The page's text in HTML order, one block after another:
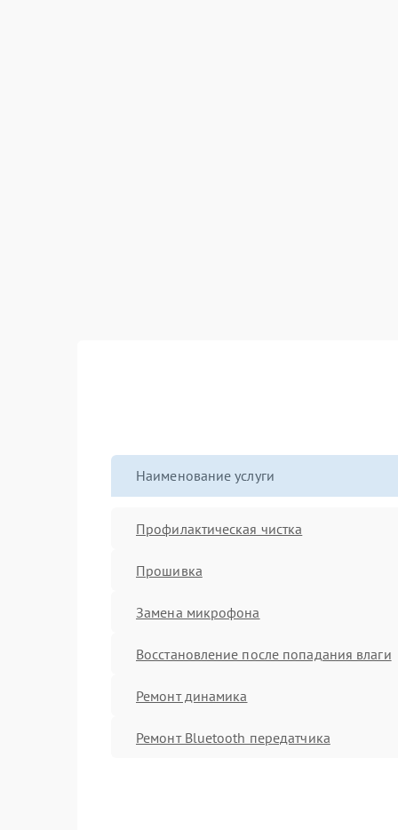
Наименование услуги
Профилактическая чистка
Прошивка
Замена микрофона
Восстановление после попадания влаги
Ремонт динамика
Ремонт Bluetooth передатчика